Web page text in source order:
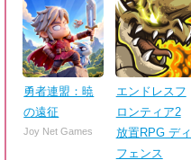
勇者連盟：暁
の遠征
Joy Net Games
エンドレスフ
ロンティア2
放置RPG ディ
フェンス